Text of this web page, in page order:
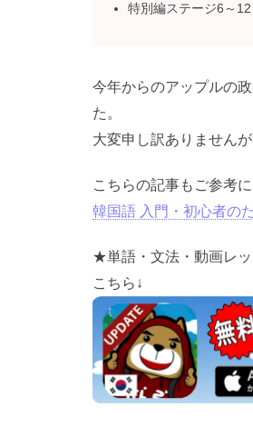
特別編ステージ6～12
今年からのアップルの
た。
大変申し訳ありません
こちらの記事もご参考
韓国語 入門・初心者の
★単語・文法・動画レ
こちら↓